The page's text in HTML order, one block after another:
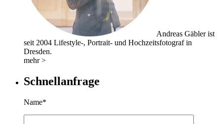
Andreas Gäbler ist
seit 2004 Lifestyle-, Portrait- und Hochzeitsfotograf in
Dresden.
mehr >
Schnellanfrage
Name*